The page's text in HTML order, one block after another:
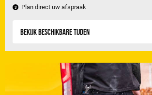
Plan direct uw afspraak
Bekijk beschikbare tijden